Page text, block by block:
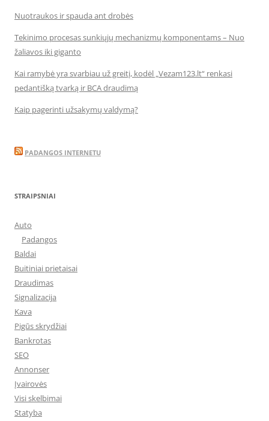
Nuotraukos ir spauda ant drobės
Tekinimo procesas sunkiųjų mechanizmų komponentams – Nuo
žaliavos iki giganto
Kai ramybė yra svarbiau už greitį, kodėl „Vezam123.lt“ renkasi
pedantišką tvarką ir BCA draudimą
Kaip pagerinti užsakymų valdymą?
PADANGOS INTERNETU
STRAIPSNIAI
Auto
Padangos
Baldai
Buitiniai prietaisai
Draudimas
Signalizacija
Kava
Pigūs skrydžiai
Bankrotas
SEO
Annonser
Įvairovės
Visi skelbimai
Statyba